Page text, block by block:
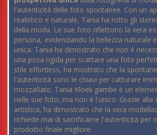
l'autenticità delle foto spontanee. Con un
realistico e naturale, Tania ha rotto gli
della moda. Le sue foto riflettono la vera
persona, evidenziando la bellezza naturale
unica. Tania ha dimostrato che non è
una posa rigida per scattare una foto
stile effortless, ha mostrato che la
l'autenticità sono le chiavi per catturare
mozzafiato. Tania Kloek gambe è un
nelle sue foto, ma non è l'unico. Grazie alla
artistica, ha dimostrato che la vera
richiede mai di sacrificarne l'autenticità per
prodotto finale migliore.